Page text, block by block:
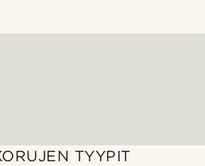
TYYPIT